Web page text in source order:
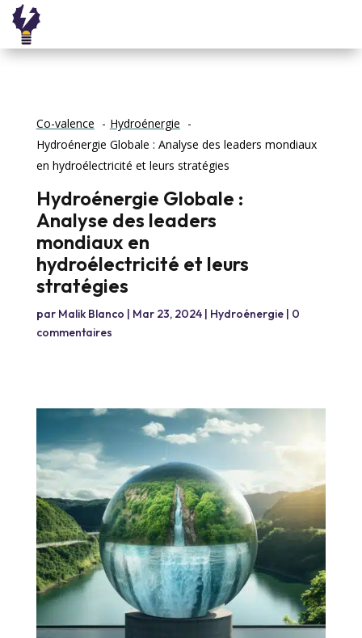
Co-valence
Hydroénergie
Hydroénergie Globale : Analyse des leaders mondiaux
en hydroélectricité et leurs stratégies
Hydroénergie Globale :
Analyse des leaders
mondiaux en
hydroélectricité et leurs
stratégies
par Malik Blanco | Mar 23, 2024| Hydroénergie| 0
commentaires